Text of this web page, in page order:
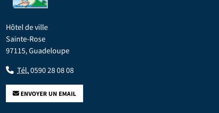
Hôtel de ville
Sainte-Rose
97115, Guadeloupe
Tél.0590 28 08 08
ENVOYER UN EMAIL